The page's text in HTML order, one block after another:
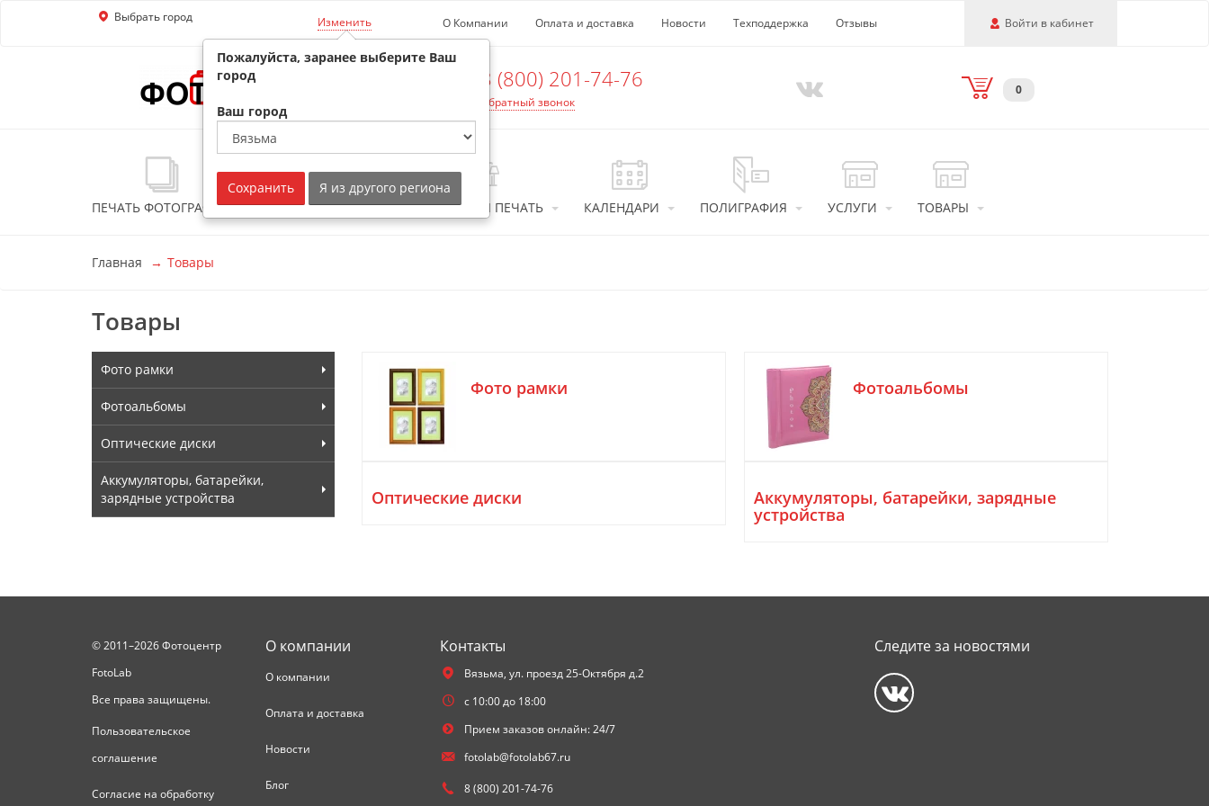
Перейти к основной информации
Выбрать город Изменить О Компании Оплата и доставка Новости Техподдержка Отзывы Войти в кабинет
8 (800) 201-74-76
Обратный звонок
0
ПЕЧАТЬ ФОТОГРАФИЙ ФОТОСУВЕНИРЫ ИНТЕРЬЕРНАЯ ПЕЧАТЬ КАЛЕНДАРИ ПОЛИГРАФИЯ УСЛУГИ ТОВАРЫ
Главная Товары
Товары
Фото рамки
Фотоальбомы
Оптические диски
Аккумуляторы, батарейки,
зарядные устройства
Фото рамки Фотоальбомы
Оптические диски Аккумуляторы, батарейки, зарядные
устройства
© 2011–2026 Фотоцентр
FotoLab
Все права защищены.
Пользовательское
соглашение
Согласие на обработку
О компании
О компании
Оплата и доставка
Новости
Блог
Контакты
Вязьма, ул. проезд 25-Октября д.2
с 10:00 до 18:00
Прием заказов онлайн: 24/7
fotolab@fotolab67.ru
8 (800) 201-74-76
Следите за новостями
Пожалуйста, заранее выберите Ваш
город
Ваш город
Сохранить Я из другого региона